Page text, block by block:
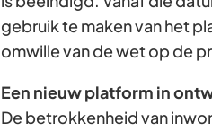
gebruik te maken van het
omwille van de wet op de
Een nieuw platform in
De betrokkenheid van